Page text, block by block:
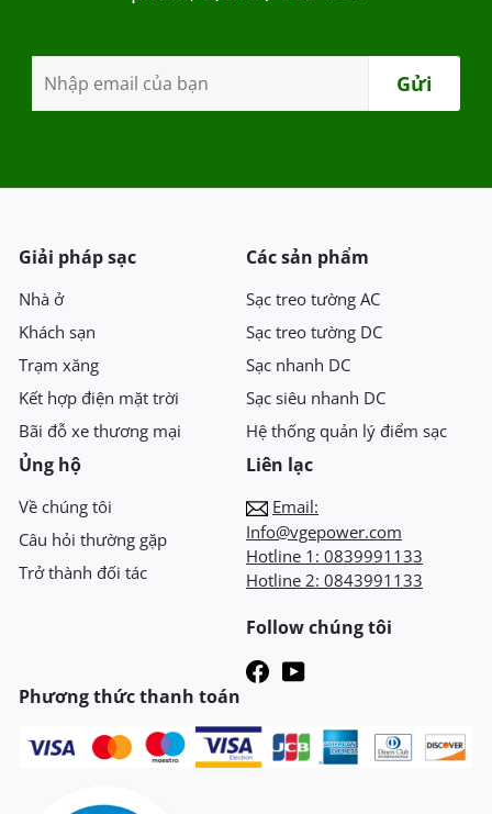
Giải pháp sạc
Nhà ở
Khách sạn
Trạm xăng
Kết hợp điện mặt trời
Bãi đỗ xe thương mại
Các sản phẩm
Sạc treo tường AC
Sạc treo tường DC
Sạc nhanh DC
Sạc siêu nhanh DC
Hệ thống quản lý điểm sạc
Ủng hộ
Về chúng tôi
Câu hỏi thường gặp
Trở thành đối tác
Liên lạc
Email:
Info@vgepower.com
Hotline 1: 0839991133
Hotline 2: 0843991133
Follow chúng tôi
Phương thức thanh toán